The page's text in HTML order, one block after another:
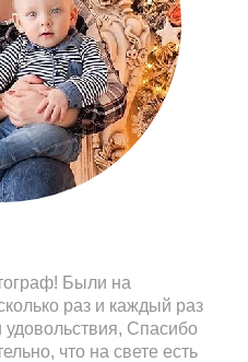
Были на
раз и каждый раз
удовольствия, Спасибо
что на свете есть